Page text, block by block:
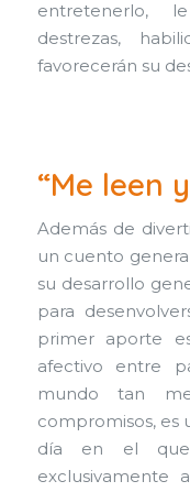
entretenerlo,
destrezas,
favorecerán su
“Me leen
Además de
un cuento
su desarrollo
para
primer aporte
afectivo entre
mundo tan
compromisos, es
día en el que
exclusivamente